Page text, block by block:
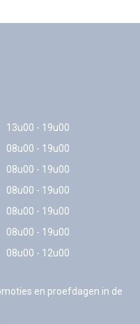
13u00 - 19u00
08u00 - 19u00
08u00 - 19u00
08u00 - 19u00
08u00 - 19u00
08u00 - 19u00
08u00 - 12u00
en proefdagen in de